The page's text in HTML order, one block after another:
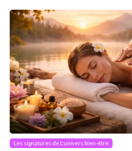
Les signatures de L'univers bien-être